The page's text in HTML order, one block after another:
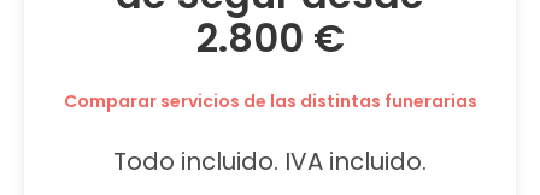
2.800 €
Comparar servicios de las distintas funerarias
Todo incluido. IVA incluido.